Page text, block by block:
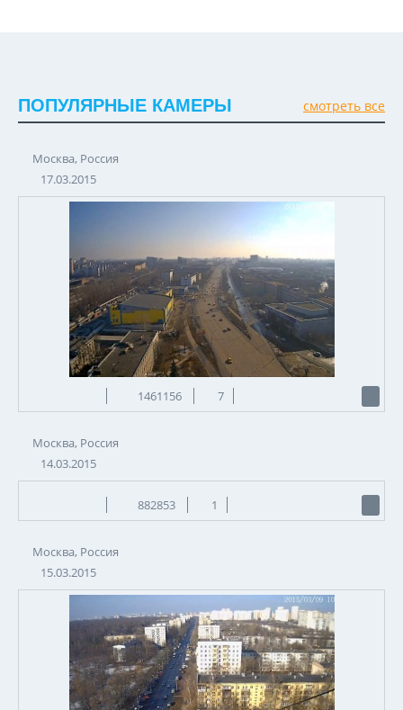
ПОПУЛЯРНЫЕ КАМЕРЫ смотреть все
Москва, Россия
17.03.2015
1461156 7
Москва, Россия
14.03.2015
882853 1
Москва, Россия
15.03.2015